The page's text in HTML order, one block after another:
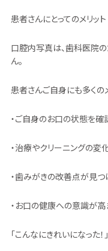
患者さんにとってのメリット
口腔内写真は、歯科医院
ん。
患者さんご自身にも多くの
・ご自身のお口の状態を確
・治療やクリーニングの変
・歯みがきの改善点が見つ
・お口の健康への意識が高
「こんなにきれいになった！」